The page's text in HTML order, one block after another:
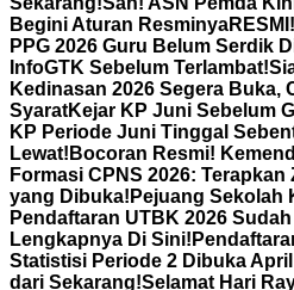
Begini Aturan Resminya
PPG 2026 Guru Belum Serdik
InfoGTK Sebelum Terlambat!
Kedinasan 2026 Segera Buka,
SyaratKejar KP Juni Sebelum
KP Periode Juni Tinggal
Lewat! Bocoran Resmi!
Formasi CPNS 2026:
yang Dibuka! Pejuang Sekolah
Pendaftaran UTBK 2026
Lengkapnya Di Sini!
Statistisi Periode 2 Dibuka
dari Sekarang!Selamat Hari